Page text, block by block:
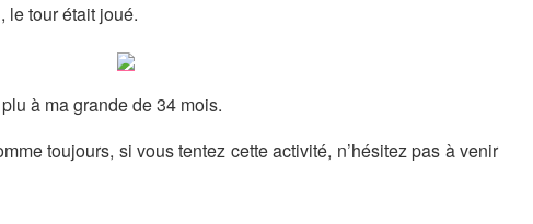
le tour était joué.
à ma grande de 34 mois.
toujours, si vous tentez cette activité, n’hésitez pas à venir